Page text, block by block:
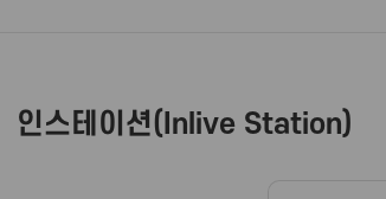
인스테이션(Inlive Station)